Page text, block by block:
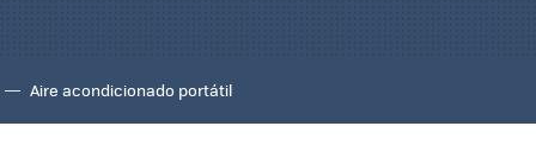
Aire acondicionado portátil